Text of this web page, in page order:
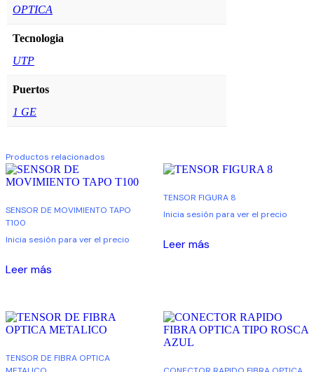
OPTICA
Tecnologia
UTP
Puertos
1 GE
Productos relacionados
SENSOR DE MOVIMIENTO TAPO
T100
Inicia sesión para ver el precio
Leer más
TENSOR FIGURA 8
Inicia sesión para ver el precio
Leer más
TENSOR DE FIBRA OPTICA